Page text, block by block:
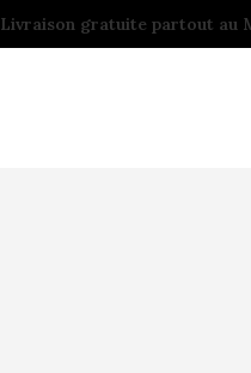
Livraison gratuite partout au